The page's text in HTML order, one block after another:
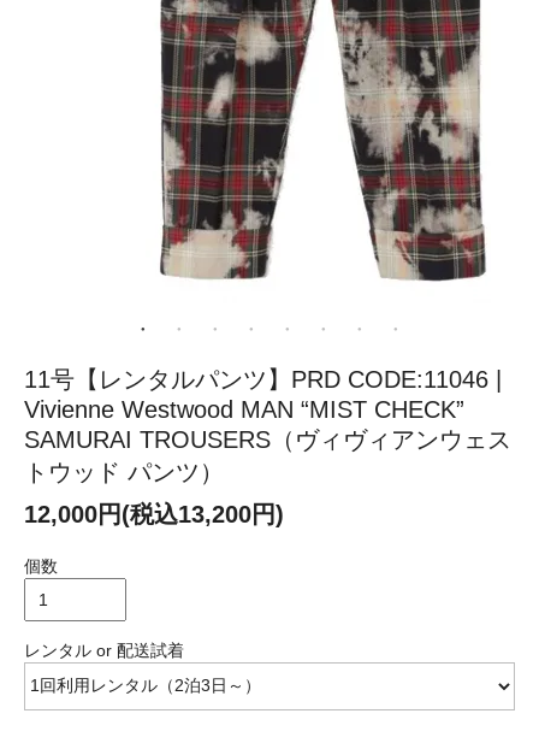
11号【レンタルパンツ】PRD CODE:11046 |
Vivienne Westwood MAN “MIST CHECK”
SAMURAI TROUSERS（ヴィヴィアンウェス
トウッド パンツ）
12,000円(税込13,200円)
個数
レンタル or 配送試着